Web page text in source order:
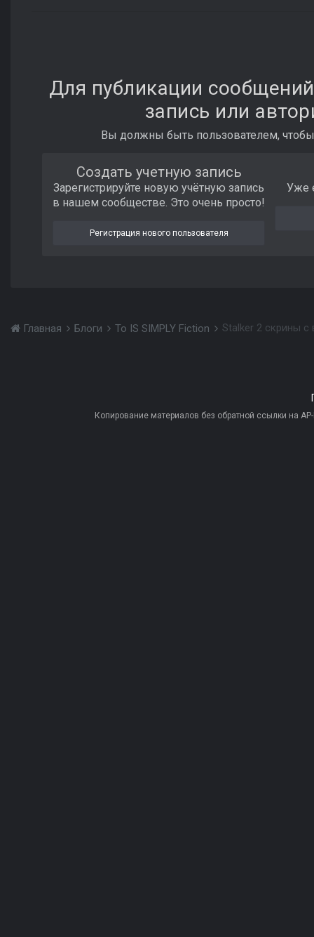
Для публикации
запись или
Вы должны быть пользователем,
Создать учетную запись
Зарегистрируйте новую учётную запись
в нашем сообществе. Это очень просто!
Регистрация нового пользователя
Уже
Главная Блоги To IS SIMPLY Fiction Stalker 2 скрины с
Копирование материалов без обратной ссылки на